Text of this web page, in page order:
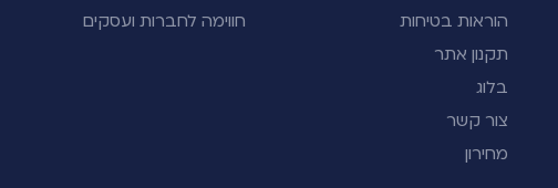
הוראות בטיחות
תקנון אתר
בלוג
צור קשר
מחירון
חווימה לחברות ועסקים